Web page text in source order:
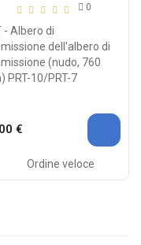
0
- Albero di
dell'albero di
(nudo, 760
PRT-10/PRT-7
€
Ordine veloce